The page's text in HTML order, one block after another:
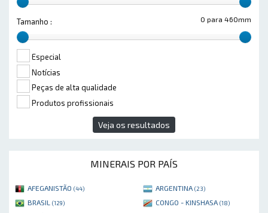
0 para 460mm
Tamanho :
Especial
Notícias
Peças de alta qualidade
Produtos profissionais
Veja os resultados
MINERAIS POR PAÍS
AFEGANISTÃO (44) ARGENTINA (23)
BRASIL (129) CONGO - KINSHASA (18)